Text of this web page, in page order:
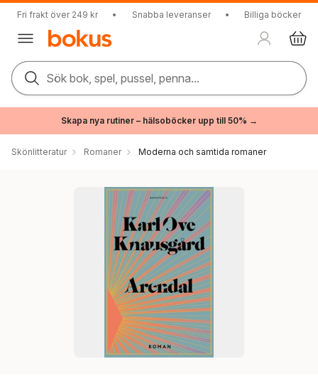
Fri frakt över 249 kr • Snabba leveranser • Billiga böcker
Sök bok, spel, pussel, penna...
Skapa nya rutiner – hälsoböcker upp till 50% →
Skönlitteratur Romaner Moderna och samtida romaner